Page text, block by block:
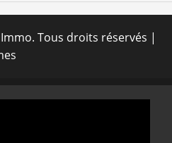
Tous droits réservés |